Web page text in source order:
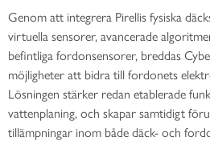
Genom att integrera Pirellis fysiska
virtuella sensorer, avancerade
befintliga fordonsensorer, breddas
möjligheter att bidra till fordonets
Lösningen stärker redan etablerade
vattenplaning, och skapar samtidigt
tillämpningar inom både däck- och